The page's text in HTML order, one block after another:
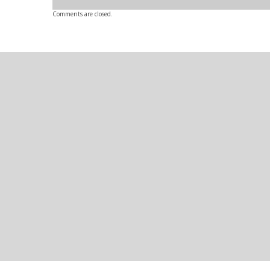
Comments are closed.